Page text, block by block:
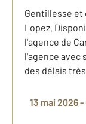
Gentillesse et
Lopez.
l'agence de
l'agence avec
des délais
13 mai 2026 -